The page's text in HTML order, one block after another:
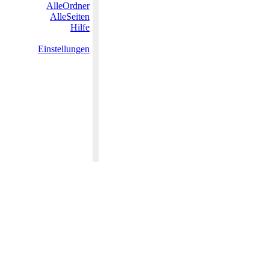
AlleOrdner
AlleSeiten
Hilfe
Einstellungen